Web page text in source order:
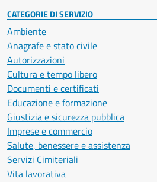
CATEGORIE DI SERVIZIO
Ambiente
Anagrafe e stato civile
Autorizzazioni
Cultura e tempo libero
Documenti e certificati
Educazione e formazione
Giustizia e sicurezza pubblica
Imprese e commercio
Salute, benessere e assistenza
Servizi Cimiteriali
Vita lavorativa